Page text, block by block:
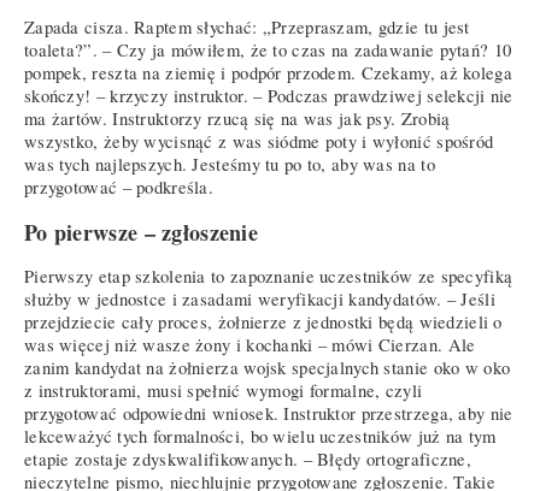
Zapada cisza. Raptem słychać: „Przepraszam, gdzie tu jest
toaleta?”. – Czy ja mówiłem, że to czas na zadawanie pytań? 10
pompek, reszta na ziemię i podpór przodem. Czekamy, aż kolega
skończy! – krzyczy instruktor. – Podczas prawdziwej selekcji nie
ma żartów. Instruktorzy rzucą się na was jak psy. Zrobią
wszystko, żeby wycisnąć z was siódme poty i wyłonić spośród
was tych najlepszych. Jesteśmy tu po to, aby was na to
przygotować – podkreśla.
Po pierwsze – zgłoszenie
Pierwszy etap szkolenia to zapoznanie uczestników ze specyfiką
służby w jednostce i zasadami weryfikacji kandydatów. – Jeśli
przejdziecie cały proces, żołnierze z jednostki będą wiedzieli o
was więcej niż wasze żony i kochanki – mówi Cierzan. Ale
zanim kandydat na żołnierza wojsk specjalnych stanie oko w oko
z instruktorami, musi spełnić wymogi formalne, czyli
przygotować odpowiedni wniosek. Instruktor przestrzega, aby nie
lekceważyć tych formalności, bo wielu uczestników już na tym
etapie zostaje zdyskwalifikowanych. – Błędy ortograficzne,
nieczytelne pismo, niechlujnie przygotowane zgłoszenie. Takie